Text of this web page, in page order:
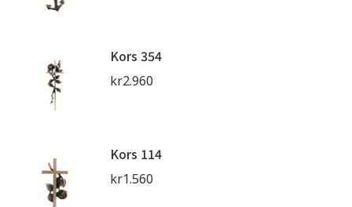
Kors 354
kr2.960
Kors 114
kr1.560